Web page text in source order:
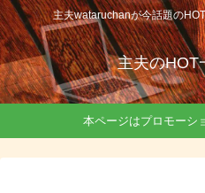
主夫wataruchanが今話題の
主夫のHOT
本ページはプロモーシ